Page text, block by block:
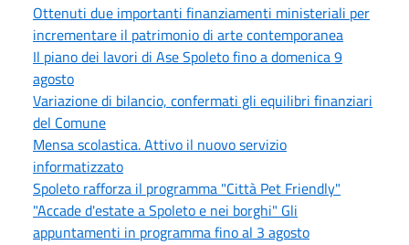
Ottenuti due importanti finanziamenti ministeriali per
incrementare il patrimonio di arte contemporanea
Il piano dei lavori di Ase Spoleto fino a domenica 9
agosto
Variazione di bilancio, confermati gli equilibri finanziari
del Comune
Mensa scolastica. Attivo il nuovo servizio
informatizzato
Spoleto rafforza il programma "Città Pet Friendly"
"Accade d'estate a Spoleto e nei borghi" Gli
appuntamenti in programma fino al 3 agosto